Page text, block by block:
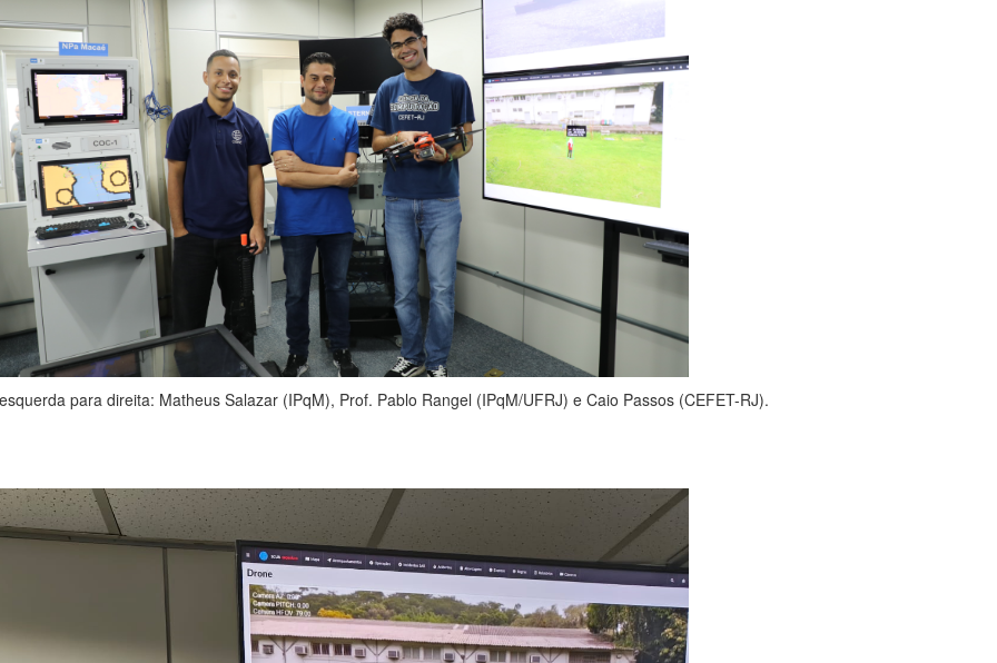
para direita: Matheus Salazar (IPqM), Prof. Pablo Rangel (IPqM/UFRJ) e Caio Passos (CEFET-RJ).